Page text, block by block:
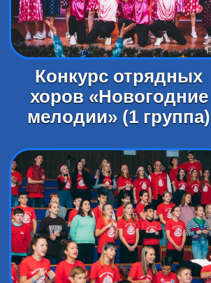
Конкурс отрядных
хоров «Новогодние
мелодии» (1 группа)